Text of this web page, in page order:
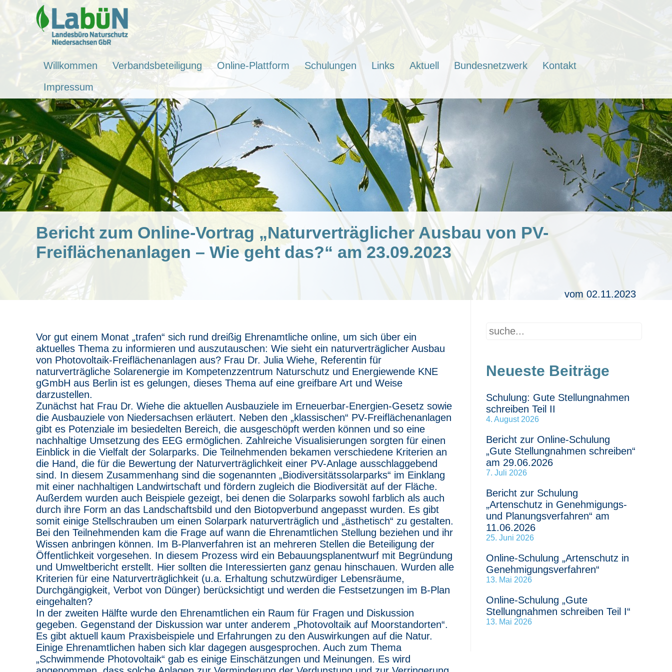
Willkommen Verbandsbeteiligung Online-Plattform Schulungen Links Aktuell Bundesnetzwerk
Kontakt
Impressum
Bericht zum Online-Vortrag „Naturverträglicher Ausbau von PV-
Freiflächenanlagen – Wie geht das?“ am 23.09.2023
vom 02.11.2023
Vor gut einem Monat „trafen“ sich rund dreißig Ehrenamtliche online, um sich über ein
aktuelles Thema zu informieren und auszutauschen: Wie sieht ein naturverträglicher Ausbau
von Photovoltaik-Freiflächenanlagen aus? Frau Dr. Julia Wiehe, Referentin für
naturverträgliche Solarenergie im Kompetenzzentrum Naturschutz und Energiewende KNE
gGmbH aus Berlin ist es gelungen, dieses Thema auf eine greifbare Art und Weise
darzustellen.
Zunächst hat Frau Dr. Wiehe die aktuellen Ausbauziele im Erneuerbar-Energien-Gesetz sowie
die Ausbauziele von Niedersachsen erläutert. Neben den „klassischen“ PV-Freiflächenanlagen
gibt es Potenziale im besiedelten Bereich, die ausgeschöpft werden können und so eine
nachhaltige Umsetzung des EEG ermöglichen. Zahlreiche Visualisierungen sorgten für einen
Einblick in die Vielfalt der Solarparks. Die Teilnehmenden bekamen verschiedene Kriterien an
die Hand, die für die Bewertung der Naturverträglichkeit einer PV-Anlage ausschlaggebend
sind. In diesem Zusammenhang sind die sogenannten „Biodiversitätssolarparks“ im Einklang
mit einer nachhaltigen Landwirtschaft und fördern zugleich die Biodiversität auf der Fläche.
Außerdem wurden auch Beispiele gezeigt, bei denen die Solarparks sowohl farblich als auch
durch ihre Form an das Landschaftsbild und den Biotopverbund angepasst wurden. Es gibt
somit einige Stellschrauben um einen Solarpark naturverträglich und „ästhetisch“ zu gestalten.
Bei den Teilnehmenden kam die Frage auf wann die Ehrenamtlichen Stellung beziehen und ihr
Wissen anbringen können. Im B-Planverfahren ist an mehreren Stellen die Beteiligung der
Öffentlichkeit vorgesehen. In diesem Prozess wird ein Bebauungsplanentwurf mit Begründung
und Umweltbericht erstellt. Hier sollten die Interessierten ganz genau hinschauen. Wurden alle
Kriterien für eine Naturverträglichkeit (u.a. Erhaltung schutzwürdiger Lebensräume,
Durchgängigkeit, Verbot von Dünger) berücksichtigt und werden die Festsetzungen im B-Plan
eingehalten?
In der zweiten Hälfte wurde den Ehrenamtlichen ein Raum für Fragen und Diskussion
gegeben. Gegenstand der Diskussion war unter anderem „Photovoltaik auf Moorstandorten“.
Es gibt aktuell kaum Praxisbeispiele und Erfahrungen zu den Auswirkungen auf die Natur.
Einige Ehrenamtlichen haben sich klar dagegen ausgesprochen. Auch zum Thema
„Schwimmende Photovoltaik“ gab es einige Einschätzungen und Meinungen. Es wird
Neueste Beiträge
Schulung: Gute Stellungnahmen
schreiben Teil II
4. August 2026
Bericht zur Online-Schulung
„Gute Stellungnahmen schreiben“
am 29.06.2026
7. Juli 2026
Bericht zur Schulung
„Artenschutz in Genehmigungs-
und Planungsverfahren“ am
11.06.2026
25. Juni 2026
Online-Schulung „Artenschutz in
Genehmigungsverfahren“
13. Mai 2026
Online-Schulung „Gute
Stellungnahmen schreiben Teil I“
13. Mai 2026